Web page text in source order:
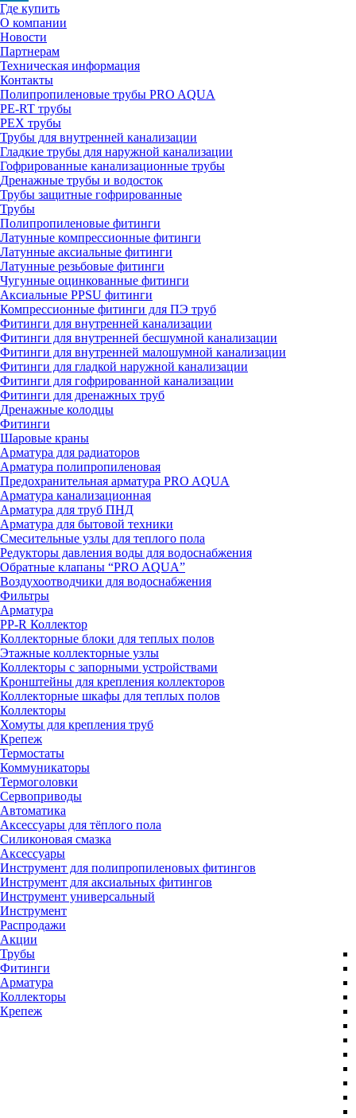
Где купить
О компании
Новости
Партнерам
Техническая информация
Контакты
Полипропиленовые трубы PRO AQUA
PE-RT трубы
PEX трубы
Трубы для внутренней канализации
Гладкие трубы для наружной канализации
Гофрированные канализационные трубы
Дренажные трубы и водосток
Трубы защитные гофрированные
Трубы
Полипропиленовые фитинги
Латунные компрессионные фитинги
Латунные аксиальные фитинги
Латунные резьбовые фитинги
Чугунные оцинкованные фитинги
Аксиальные PPSU фитинги
Компрессионные фитинги для ПЭ труб
Фитинги для внутренней канализации
Фитинги для внутренней бесшумной канализации
Фитинги для внутренней малошумной канализации
Фитинги для гладкой наружной канализации
Фитинги для гофрированной канализации
Фитинги для дренажных труб
Дренажные колодцы
Фитинги
Шаровые краны
Арматура для радиаторов
Арматура полипропиленовая
Предохранительная арматура PRO AQUA
Арматура канализационная
Арматура для труб ПНД
Арматура для бытовой техники
Смесительные узлы для теплого пола
Редукторы давления воды для водоснабжения
Обратные клапаны “PRO AQUA”
Воздухоотводчики для водоснабжения
Фильтры
Арматура
PP-R Коллектор
Коллекторные блоки для теплых полов
Этажные коллекторные узлы
Коллекторы с запорными устройствами
Кронштейны для крепления коллекторов
Коллекторные шкафы для теплых полов
Коллекторы
Хомуты для крепления труб
Крепеж
Термостаты
Коммуникаторы
Термоголовки
Сервоприводы
Автоматика
Аксессуары для тёплого пола
Силиконовая смазка
Аксессуары
Инструмент для полипропиленовых фитингов
Инструмент для аксиальных фитингов
Инструмент универсальный
Инструмент
Распродажи
Акции
Трубы
Фитинги
Арматура
Коллекторы
Крепеж